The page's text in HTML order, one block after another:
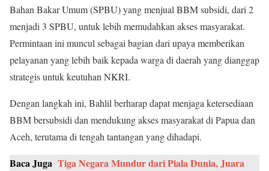
Bahan Bakar Umum (SPBU) yang menjual BBM subsidi, dari 2
menjadi 3 SPBU, untuk lebih memudahkan akses masyarakat.
Permintaan ini muncul sebagai bagian dari upaya memberikan
pelayanan yang lebih baik kepada warga di daerah yang dianggap
strategis untuk keutuhan NKRI.
Dengan langkah ini, Bahlil berharap dapat menjaga ketersediaan
BBM bersubsidi dan mendukung akses masyarakat di Papua dan
Aceh, terutama di tengah tantangan yang dihadapi.
Baca Juga Tiga Negara Mundur dari Piala Dunia, Juara